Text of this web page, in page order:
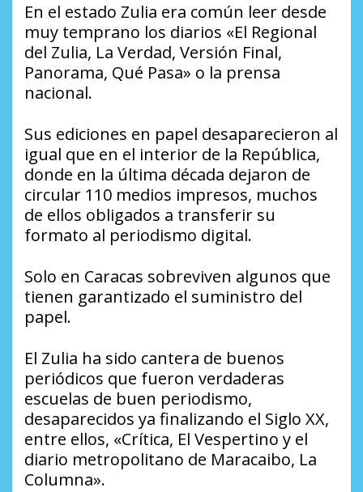
En el estado Zulia era común leer desde
muy temprano los diarios «El Regional
del Zulia, La Verdad, Versión Final,
Panorama, Qué Pasa» o la prensa
nacional.
Sus ediciones en papel desaparecieron al
igual que en el interior de la República,
donde en la última década dejaron de
circular 110 medios impresos, muchos
de ellos obligados a transferir su
formato al periodismo digital.
Solo en Caracas sobreviven algunos que
tienen garantizado el suministro del
papel.
El Zulia ha sido cantera de buenos
periódicos que fueron verdaderas
escuelas de buen periodismo,
desaparecidos ya finalizando el Siglo XX,
entre ellos, «Crítica, El Vespertino y el
diario metropolitano de Maracaibo, La
Columna».